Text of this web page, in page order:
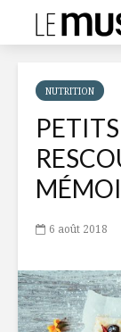
NUTRITION
6 août 2018